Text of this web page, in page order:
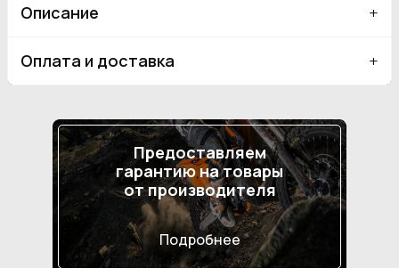
Описание
Оплата и доставка
Предоставляем
гарантию на товары
от производителя
Подробнее